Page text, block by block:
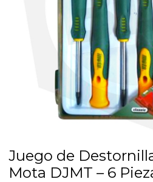
Juego de
Mota DJMT – 6